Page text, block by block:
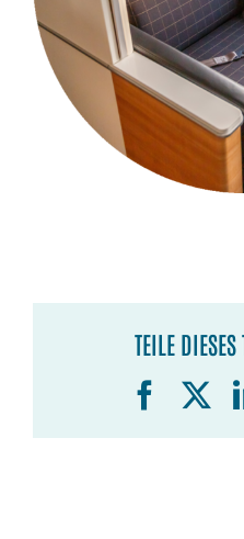
TEILE